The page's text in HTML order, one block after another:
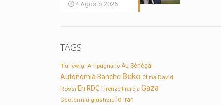
4 Agosto 2026
TAGS
'Für ewig' Ampugnano Au Sénégal
Autonomia Banche Beko Clima David
Rossi En RDC Firenze Francia Gaza
Geotermia giustizia Io Iran